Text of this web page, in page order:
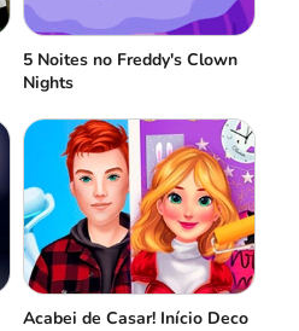
5 Noites no Freddy's Clown
Nights
Acabei de Casar! Início Deco